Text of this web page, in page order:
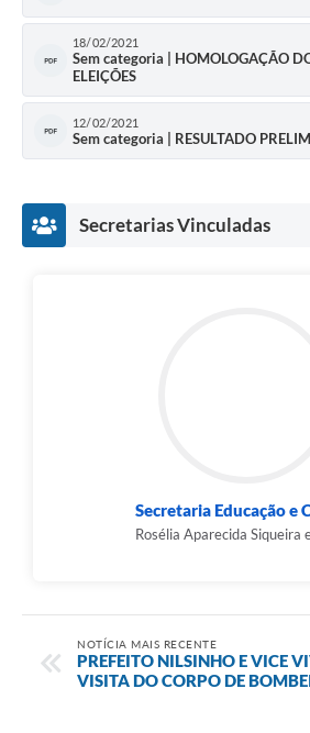
18/02/2021
Sem categoria | HOMOLOGAÇÃO
ELEIÇÕES
12/02/2021
Sem categoria | RESULTADO
Secretarias Vinculadas
Secretaria Educação e
Rosélia Aparecida Siqueira
NOTÍCIA MAIS RECENTE
PREFEITO NILSINHO E VICE
VISITA DO CORPO DE